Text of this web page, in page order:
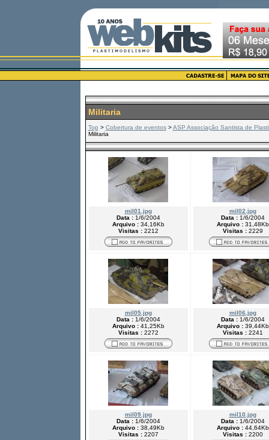
Militaria
Top > Cobertura de eventos>ASP Associação Santista de
Militaria
mil01.jpg
Data : 1/6/2004
Arquivo : 34,16Kb
Visitas : 2212
mil02.jpg
Data : 1/6/2004
Arquivo : 31,48Kb
Visitas : 2229
mil05.jpg
Data : 1/6/2004
Arquivo : 41,25Kb
Visitas : 2272
mil06.jpg
Data : 1/6/2004
Arquivo : 39,44Kb
Visitas : 2241
mil09.jpg
Data : 1/6/2004
Arquivo : 38,49Kb
Visitas : 2207
mil10.jpg
Data : 1/6/2004
Arquivo : 44,64Kb
Visitas : 2200